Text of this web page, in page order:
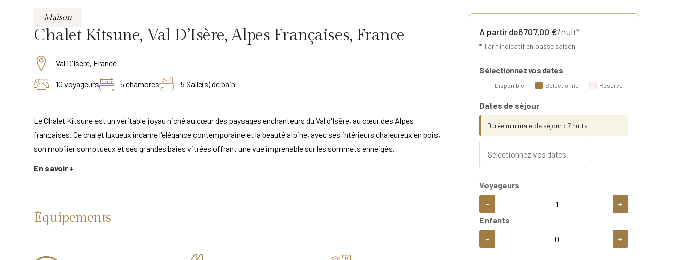
Maison
Chalet Kitsune, Val D’Isère, Alpes Françaises, France
Val D'Isère, France
10 voyageurs 5 chambres 5 Salle(s) de bain
Le Chalet Kitsune est un véritable joyau niché au cœur des paysages enchanteurs du Val d'Isère, au cœur des Alpes
françaises. Ce chalet luxueux incarne l'élégance contemporaine et la beauté alpine, avec ses intérieurs chaleureux en bois,
son mobilier somptueux et ses grandes baies vitrées offrant une vue imprenable sur les sommets enneigés.
En savoir +
Équipements
A partir de6707,00 €/nuit*
* Tarif indicatif en basse saison.
Sélectionnez vos dates
Disponible Sélectionné Réservé
Dates de séjour
Durée minimale de séjour : 7 nuits
Voyageurs
- +
Enfants
- +